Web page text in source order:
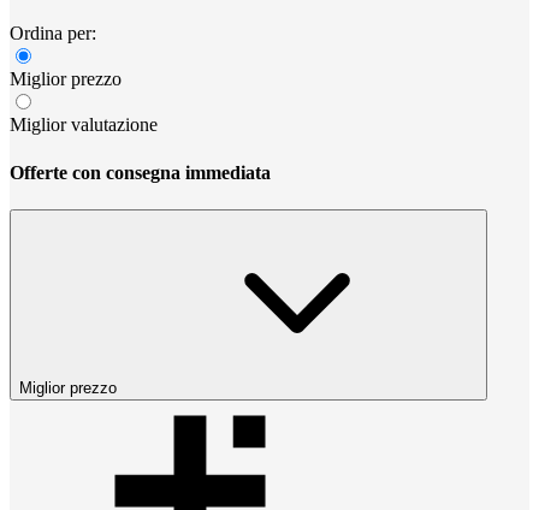
Ordina per:
Miglior prezzo
Miglior valutazione
Offerte con consegna immediata
Miglior prezzo